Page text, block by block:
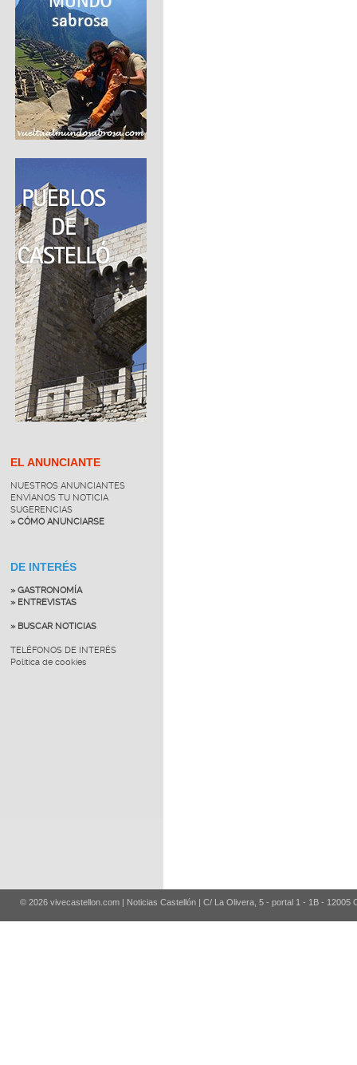
EL ANUNCIANTE
NUESTROS ANUNCIANTES
ENVÍANOS TU NOTICIA
SUGERENCIAS
» CÓMO ANUNCIARSE
DE INTERÉS
» GASTRONOMÍA
» ENTREVISTAS
» BUSCAR NOTICIAS
TELÉFONOS DE INTERÉS
Política de cookies
© 2026 vivecastellon.com | Noticias Castellón | C/ La Olivera, 5 - portal 1 - 1B - 12005